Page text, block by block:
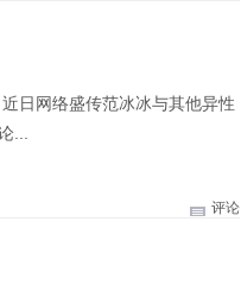
日网络盛传范冰冰与其他异性
...
评论